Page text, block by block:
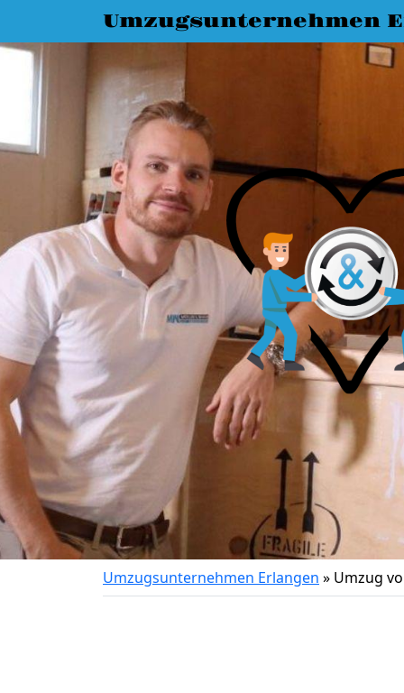
Umzugsunternehmen
Umzugsunternehmen Erlangen » Umzug